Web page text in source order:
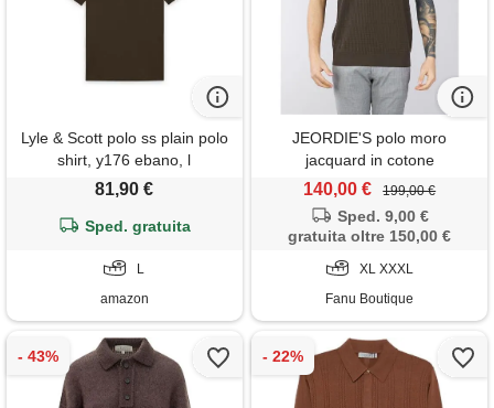
Lyle & Scott polo ss plain polo
shirt, y176 ebano, l
81,90 €
Sped. gratuita
L
amazon
JEORDIE'S polo moro
jacquard in cotone
140,00 € 199,00 €
Sped. 9,00 €
gratuita oltre 150,00 €
XL XXXL
Fanu Boutique